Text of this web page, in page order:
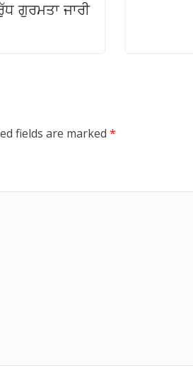
ਗੁਰਮਤਾ ਜਾਰੀ
fields are marked *